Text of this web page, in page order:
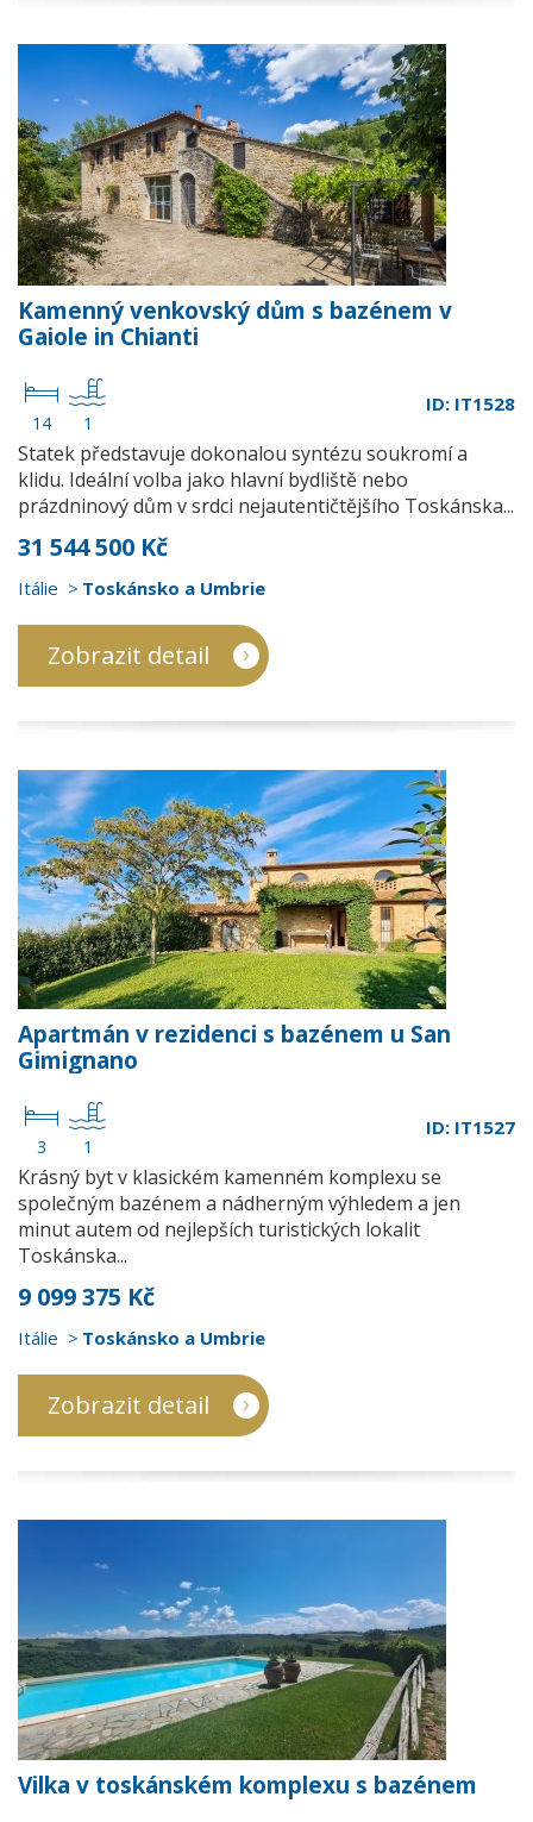
Kamenný venkovský dům s bazénem v
Gaiole in Chianti
14 1
ID: IT1528
Statek představuje dokonalou syntézu soukromí a
klidu. Ideální volba jako hlavní bydliště nebo
prázdninový dům v srdci nejautentičtějšího Toskánska...
31 544 500 Kč
Itálie Toskánsko a Umbrie
Zobrazit detail
Apartmán v rezidenci s bazénem u San
Gimignano
3 1
ID: IT1527
Krásný byt v klasickém kamenném komplexu se
společným bazénem a nádherným výhledem a jen
minut autem od nejlepších turistických lokalit
Toskánska...
9 099 375 Kč
Itálie Toskánsko a Umbrie
Zobrazit detail
Vilka v toskánském komplexu s bazénem